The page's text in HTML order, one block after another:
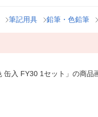
筆記用具 鉛筆・色鉛筆